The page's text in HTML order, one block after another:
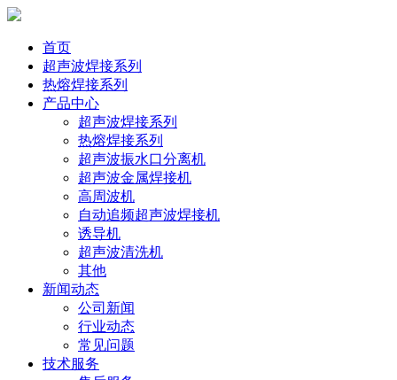
首页
超声波焊接系列
热熔焊接系列
产品中心
超声波焊接系列
热熔焊接系列
超声波振水口分离机
超声波金属焊接机
高周波机
自动追频超声波焊接机
诱导机
超声波清洗机
其他
新闻动态
公司新闻
行业动态
常见问题
技术服务